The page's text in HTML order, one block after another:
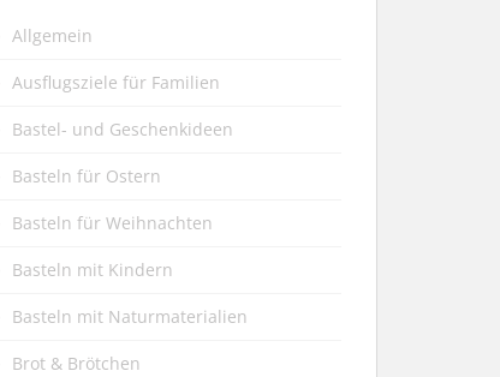
Allgemein
Ausflugsziele für Familien
Bastel- und Geschenkideen
Basteln für Ostern
Basteln für Weihnachten
Basteln mit Kindern
Basteln mit Naturmaterialien
Brot & Brötchen